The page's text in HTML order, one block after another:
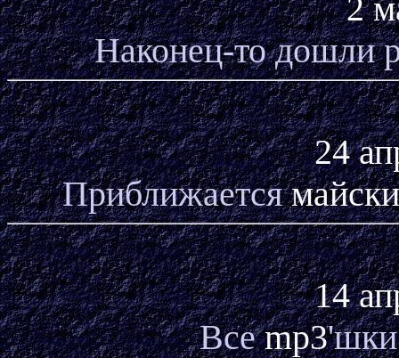
2
Наконец-то дошли
24
Приближается
14
Всеmp3'шки